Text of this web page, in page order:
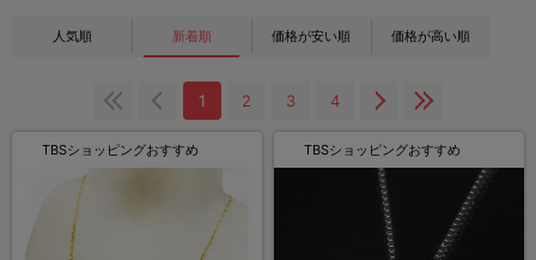
人気順 新着順 価格が安い順 価格が高い順
1 2 3 4
TBSショッピングおすすめ TBSショッピングおすすめ